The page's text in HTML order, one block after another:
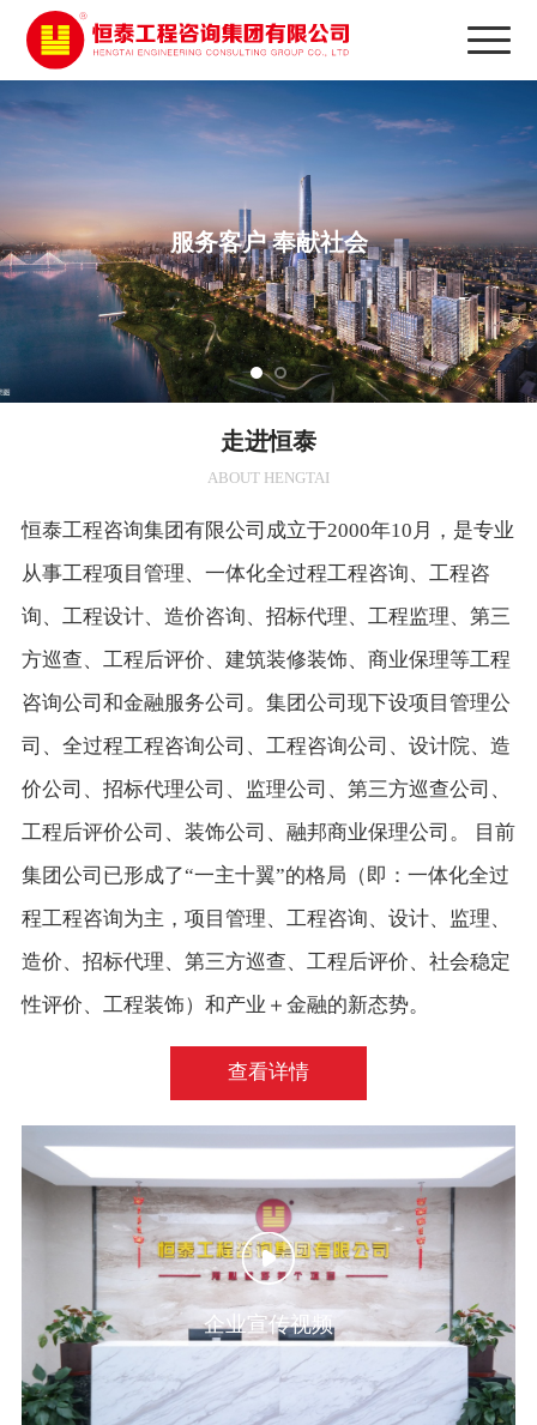
服务客户 奉献社会
走进恒泰
ABOUT HENGTAI
恒泰工程咨询集团有限公司成立于2000年10月，是专业
从事工程项目管理、一体化全过程工程咨询、工程咨
询、工程设计、造价咨询、招标代理、工程监理、第三
方巡查、工程后评价、建筑装修装饰、商业保理等工程
咨询公司和金融服务公司。集团公司现下设项目管理公
司、全过程工程咨询公司、工程咨询公司、设计院、造
价公司、招标代理公司、监理公司、第三方巡查公司、
工程后评价公司、装饰公司、融邦商业保理公司。 目前
集团公司已形成了“一主十翼”的格局（即：一体化全过
程工程咨询为主，项目管理、工程咨询、设计、监理、
造价、招标代理、第三方巡查、工程后评价、社会稳定
性评价、工程装饰）和产业＋金融的新态势。
查看详情
企业宣传视频